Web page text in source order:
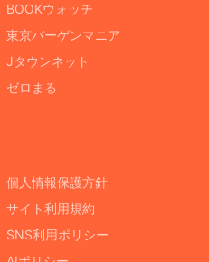
BOOKウォッチ
東京バーゲンマニア
Jタウンネット
ゼロまる
個人情報保護方針
サイト利用規約
SNS利用ポリシー